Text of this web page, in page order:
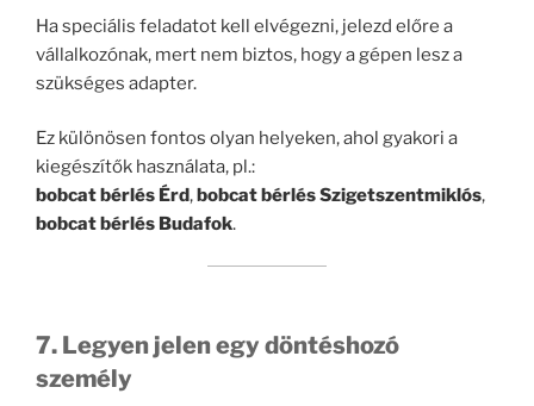
Ha speciális feladatot kell elvégezni, jelezd előre a
vállalkozónak, mert nem biztos, hogy a gépen lesz a
szükséges adapter.
Ez különösen fontos olyan helyeken, ahol gyakori a
kiegészítők használata, pl.:
bobcat bérlés Érd, bobcat bérlés Szigetszentmiklós,
bobcat bérlés Budafok.
7. Legyen jelen egy döntéshozó
személy